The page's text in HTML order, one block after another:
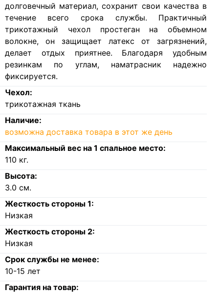
долговечный материал, сохранит свои качества в
течение всего срока службы. Практичный
трикотажный чехол простеган на объемном
волокне, он защищает латекс от загрязнений,
делает отдых приятнее. Благодаря удобным
резинкам по углам, наматрасник надежно
фиксируется.
Чехол:
трикотажная ткань
Наличие:
возможна доставка товара в этот же день
Максимальный вес на 1 спальное место:
110 кг.
Высота:
3.0 см.
Жесткость стороны 1:
Низкая
Жесткость стороны 2:
Низкая
Срок службы не менее:
10-15 лет
Гарантия на товар: